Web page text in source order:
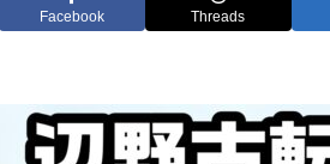
Facebook Threads